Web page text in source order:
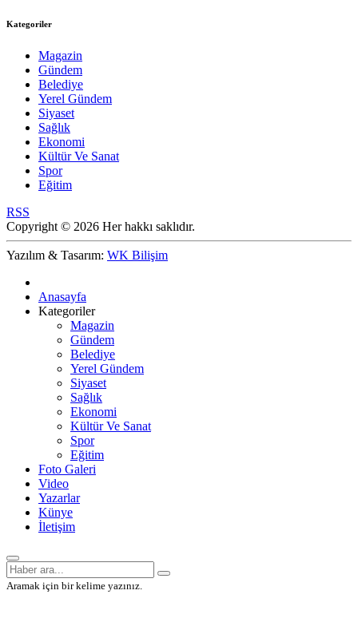
Kategoriler
Magazin
Gündem
Belediye
Yerel Gündem
Siyaset
Sağlık
Ekonomi
Kültür Ve Sanat
Spor
Eğitim
RSS
Copyright © 2026 Her hakkı saklıdır.
Yazılım & Tasarım: WK Bilişim
Anasayfa
Kategoriler
Magazin
Gündem
Belediye
Yerel Gündem
Siyaset
Sağlık
Ekonomi
Kültür Ve Sanat
Spor
Eğitim
Foto Galeri
Video
Yazarlar
Künye
İletişim
Aramak için bir kelime yazınız.